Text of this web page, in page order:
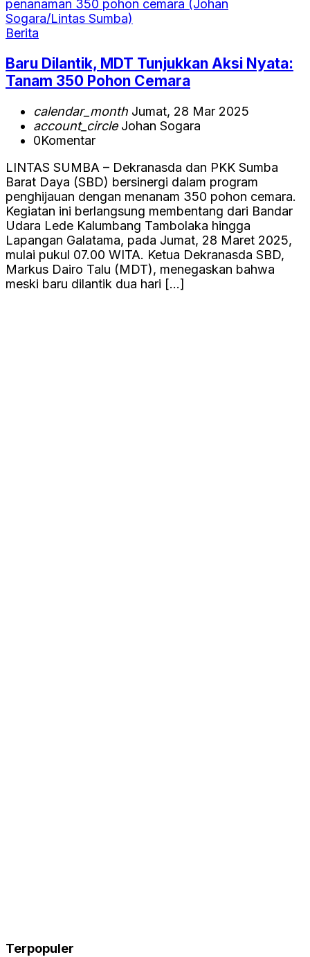
Berita
Baru Dilantik, MDT Tunjukkan Aksi Nyata:
Tanam 350 Pohon Cemara
calendar_month Jumat, 28 Mar 2025
account_circleJohan Sogara
0Komentar
LINTAS SUMBA – Dekranasda dan PKK Sumba
Barat Daya (SBD) bersinergi dalam program
penghijauan dengan menanam 350 pohon cemara.
Kegiatan ini berlangsung membentang dari Bandar
Udara Lede Kalumbang Tambolaka hingga
Lapangan Galatama, pada Jumat, 28 Maret 2025,
mulai pukul 07.00 WITA. Ketua Dekranasda SBD,
Markus Dairo Talu (MDT), menegaskan bahwa
meski baru dilantik dua hari […]
Terpopuler